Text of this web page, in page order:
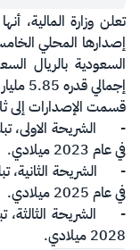
​تعلن وزارة المالية،
إصدارها المحلي
السعودية بالريال
إجمالي قدره 5.85 مليار ريال سعودي
قسمت الإصدارات إلى
-
في عام 2023 ميلادي.
-
في عام 2025 ميلادي.
-
2028 ميلادي.